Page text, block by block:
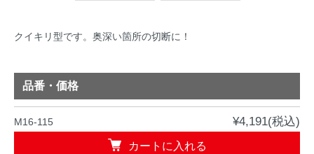
クイキリ型です。奥深い箇所の切断に！
品番・価格
M16-115 ¥4,191(税込)
カートに入れる